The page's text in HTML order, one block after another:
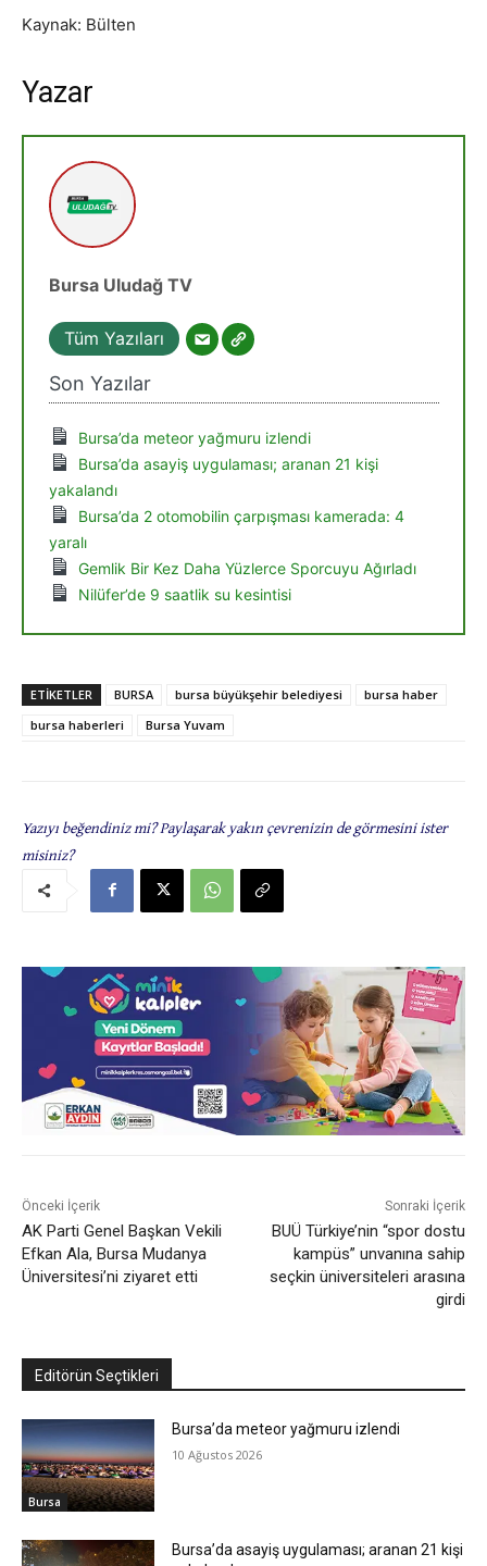
Kaynak: Bülten
Yazar
Bursa Uludağ TV
Tüm Yazıları
Son Yazılar
Bursa’da meteor yağmuru izlendi
Bursa’da asayiş uygulaması; aranan 21 kişi
yakalandı
Bursa’da 2 otomobilin çarpışması kamerada: 4
yaralı
Gemlik Bir Kez Daha Yüzlerce Sporcuyu Ağırladı
Nilüfer’de 9 saatlik su kesintisi
ETIKETLER BURSA bursa büyükşehir belediyesi
bursa haber
bursa haberleri
Bursa Yuvam
Yazıyı beğendiniz mi? Paylaşarak yakın çevrenizin de görmesini ister
misiniz?
Önceki İçerik
AK Parti Genel Başkan Vekili
Efkan Ala, Bursa Mudanya
Üniversitesi’ni ziyaret etti
Sonraki İçerik
BUÜ Türkiye’nin “spor dostu
kampüs” unvanına sahip
seçkin üniversiteleri arasına
girdi
Editörün Seçtikleri
Bursa
Bursa’da meteor yağmuru izlendi
10 Ağustos 2026
Bursa’da asayiş uygulaması; aranan 21 kişi